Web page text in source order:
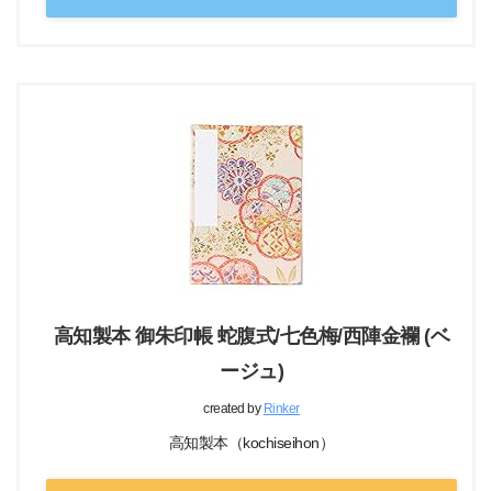
高知製本 御朱印帳 蛇腹式/七色梅/西陣金襴 (ベ
ージュ)
created by Rinker
高知製本（kochiseihon）